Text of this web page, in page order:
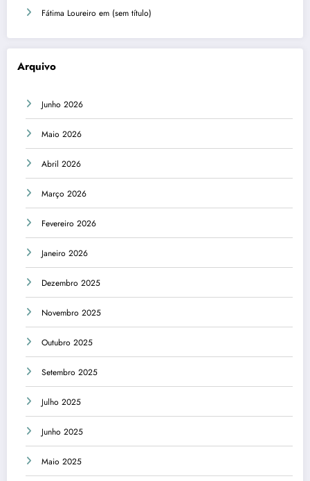
Fátima Loureiro em (sem título)
Arquivo
Junho 2026
Maio 2026
Abril 2026
Março 2026
Fevereiro 2026
Janeiro 2026
Dezembro 2025
Novembro 2025
Outubro 2025
Setembro 2025
Julho 2025
Junho 2025
Maio 2025